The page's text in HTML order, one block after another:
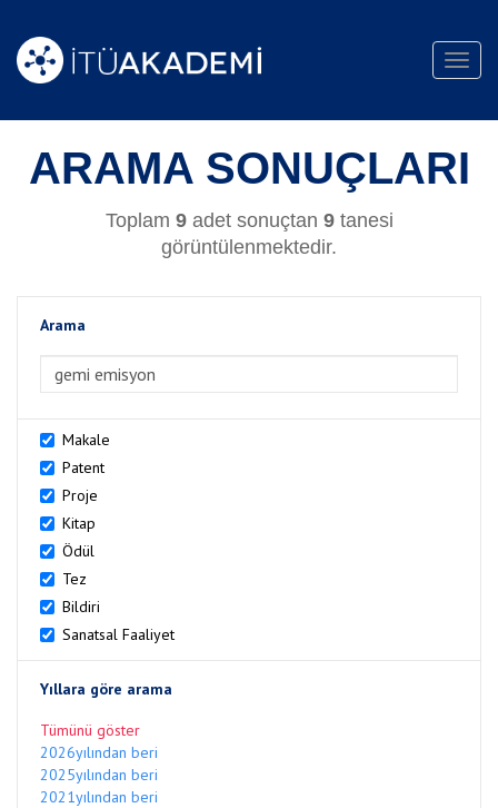
ARAMA SONUÇLARI
Toplam 9adet sonuçtan 9tanesi
görüntülenmektedir.
Arama
Makale
Patent
Proje
Kitap
Ödül
Tez
Bildiri
Sanatsal Faaliyet
Yıllara göre arama
Tümünü göster
2026yılından beri
2025yılından beri
2021yılından beri